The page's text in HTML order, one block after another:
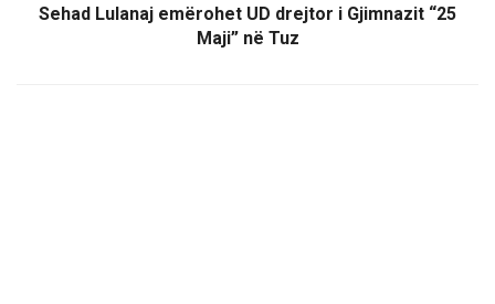
Sehad Lulanaj emërohet UD drejtor i Gjimnazit “25
Maji” në Tuz